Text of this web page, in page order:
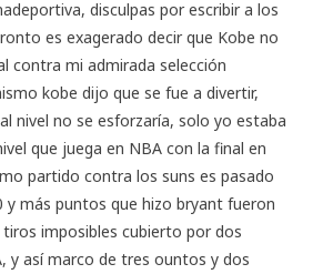
disculpas por escribir a los
es exagerado decir que Kobe no
contra mi admirada selección
kobe dijo que se fue a divertir,
nivel no se esforzaría, solo yo estaba
que juega en NBA con la final en
partido contra los suns es pasado
y más puntos que hizo bryant fueron
imposibles cubierto por dos
y así marco de tres ountos y dos